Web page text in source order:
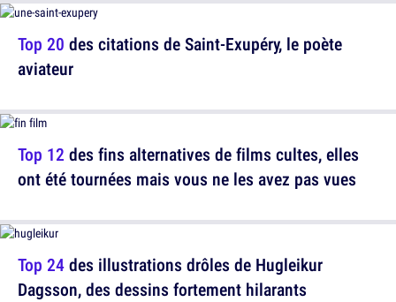
Top 12 des fins alternatives de films cultes, elles
ont été tournées mais vous ne les avez pas vues
Top 20 des citations de Saint-Exupéry, le poète
aviateur
Top 24des illustrations drôles de Hugleikur
Dagsson, des dessins fortement hilarants